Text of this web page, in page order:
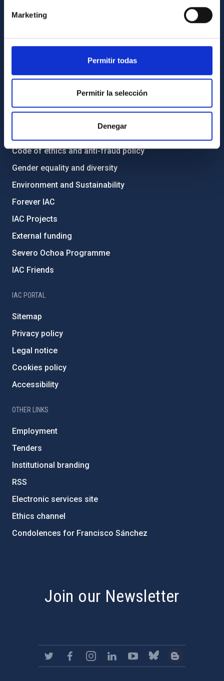
Marketing
Permitir todas
Permitir la selección
Denegar
How to get to the IAC
List of personnel
Legislation
Code of ethics and anti-fraud policy
Gender equality and diversity
Environment and Sustainability
Forever IAC
IAC Projects
External funding
Severo Ochoa Programme
IAC Friends
IAC PORTAL
Sitemap
Privacy policy
Legal notice
Cookies policy
Accessibility
OTHER LINKS
Employment
Tenders
Institutional branding
RSS
Electronic services site
Ethics channel
Condolences for Francisco Sánchez
Join our Newsletter